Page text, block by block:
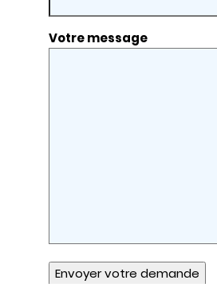
Votre message